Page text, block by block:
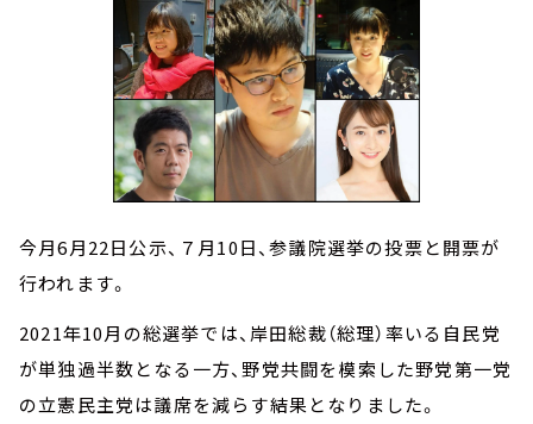
今月6月22日公示、７月10日、参議院選挙の投票と開票が
行われます。
2021年10月の総選挙では、岸田総裁（総理）率いる自民党
が単独過半数となる一方、野党共闘を模索した野党第一党
の立憲民主党は議席を減らす結果となりました。